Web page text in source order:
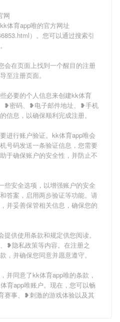
网
体育app唯的官方网址
）。您可以通过搜索引
会在页面上找到一个醒目的注册
至注册页面。
必要的个人信息来创建kk体育
❥密码、❥电子邮件地址、❥手机
信息，以确保顺利完成注册。
进行账户验证。kk体育app唯会
号码发送一条验证信息，您需要
于确保账户的安全性，并防止不
些安全选项，以增强账户的安全
答案，启用两步验证等功能。请
并妥善保管相关信息，确保您的
供使用条款和规定供您阅读。
❥隐私政策等内容。在注册之
，并确保您同意并愿意遵守。
并同意了kk体育app唯的条款，
育app唯账户。现在，您可以畅
赛事、❥刺激的游戏体验以及其